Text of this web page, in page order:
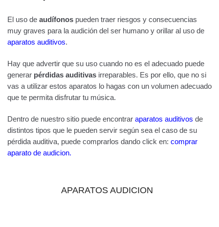
El uso de audífonos pueden traer riesgos y consecuencias
muy graves para la audición del ser humano y orillar al uso de
aparatos auditivos.
Hay que advertir que su uso cuando no es el adecuado puede
generar pérdidas auditivas irreparables. Es por ello, que no si
vas a utilizar estos aparatos lo hagas con un volumen adecuado
que te permita disfrutar tu música.
Dentro de nuestro sitio puede encontrar aparatos auditivos de
distintos tipos que le pueden servir según sea el caso de su
pérdida auditiva, puede comprarlos dando click en: comprar
aparato de audicion.
APARATOS AUDICION